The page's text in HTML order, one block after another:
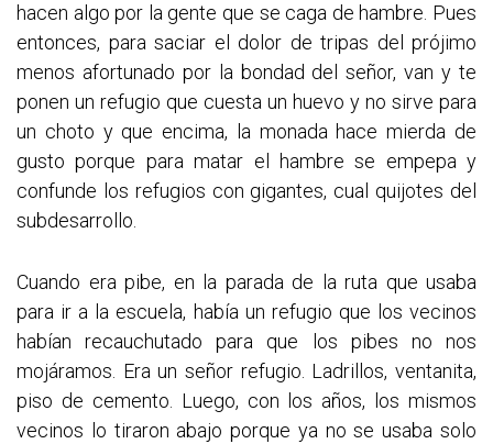
hacen algo por la gente que se caga de hambre. Pues
entonces, para saciar el dolor de tripas del prójimo
menos afortunado por la bondad del señor, van y te
ponen un refugio que cuesta un huevo y no sirve para
un choto y que encima, la monada hace mierda de
gusto porque para matar el hambre se empepa y
confunde los refugios con gigantes, cual quijotes del
subdesarrollo.
Cuando era pibe, en la parada de la ruta que usaba
para ir a la escuela, había un refugio que los vecinos
habían recauchutado para que los pibes no nos
mojáramos. Era un señor refugio. Ladrillos, ventanita,
piso de cemento. Luego, con los años, los mismos
vecinos lo tiraron abajo porque ya no se usaba solo